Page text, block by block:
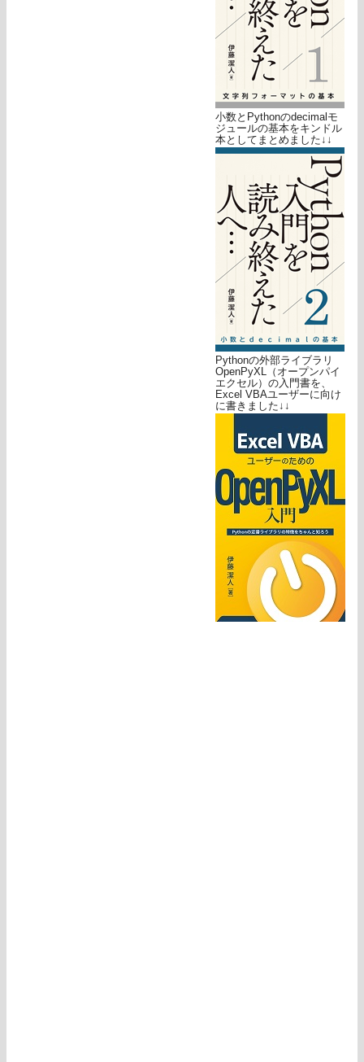
小数とPythonのdecimalモ
ジュールの基本をキンドル
本としてまとめました↓↓
Pythonの外部ライブラリ
OpenPyXL（オープンパイ
エクセル）の入門書を、
Excel VBAユーザーに向け
に書きました↓↓